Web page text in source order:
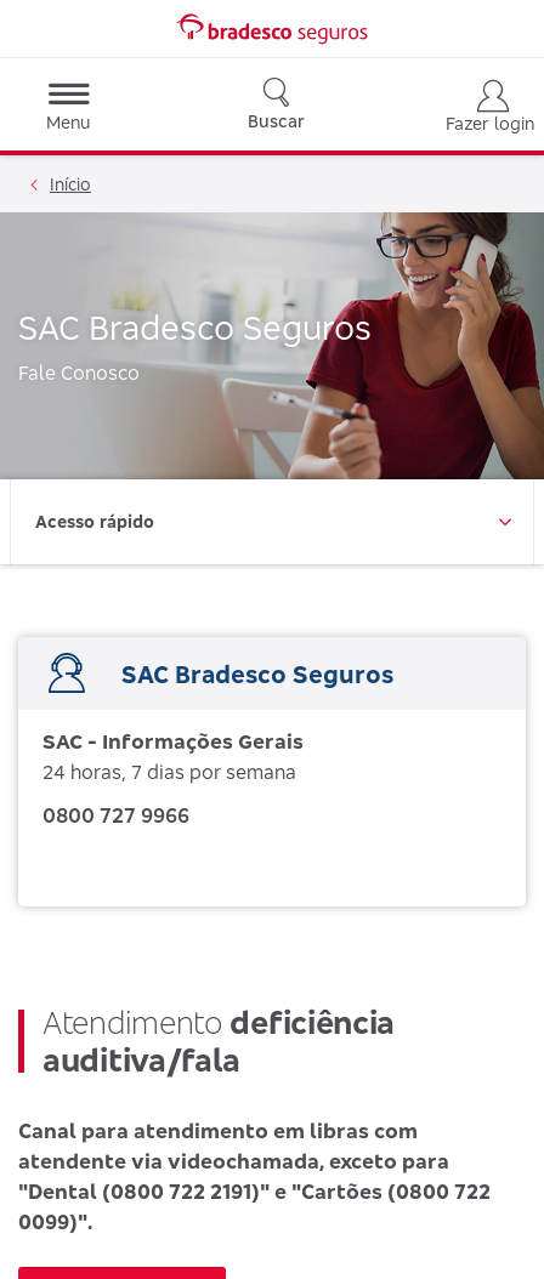
Menu Buscar Fazer login
Início
SAC Bradesco Seguros
Fale Conosco
Acesso rápido
SAC Bradesco Seguros
SAC - Informações Gerais
24 horas, 7 dias por semana
0800 727 9966
Atendimento deficiência
auditiva/fala
Canal para atendimento em libras com
atendente via videochamada, exceto para
"Dental (0800 722 2191)" e "Cartões (0800 722
0099)".